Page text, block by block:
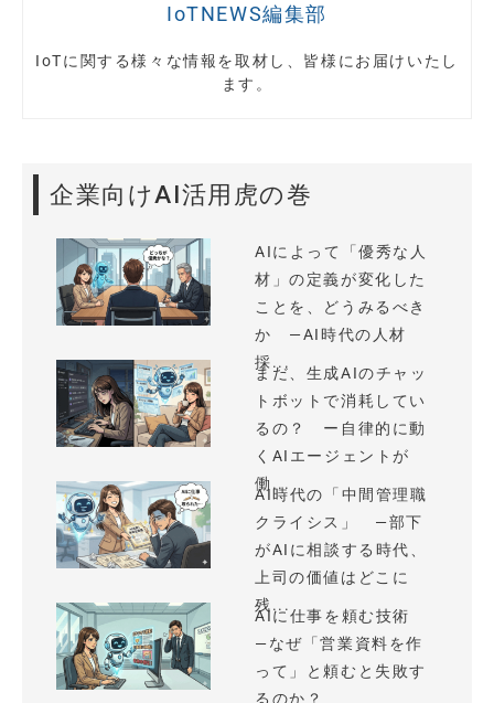
IoTNEWS編集部
IoTに関する様々な情報を取材し、皆様にお届けいたし
ます。
企業向けAI活用虎の巻
AIによって「優秀な人
材」の定義が変化した
ことを、どうみるべき
か —AI時代の人材
採...
まだ、生成AIのチャッ
トボットで消耗してい
るの？ ー自律的に動
くAIエージェントが
働...
AI時代の「中間管理職
クライシス」 —部下
がAIに相談する時代、
上司の価値はどこに
残...
AIに仕事を頼む技術
—なぜ「営業資料を作
って」と頼むと失敗す
るのか？